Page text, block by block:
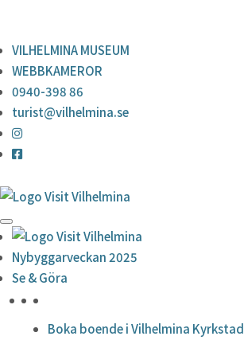
VILHELMINA MUSEUM
WEBBKAMEROR
0940-398 86
turist@vilhelmina.se
Nybyggarveckan 2025
Se & Göra
Boka boende i Vilhelmina Kyrkstad